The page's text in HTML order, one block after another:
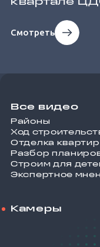
Смотреть
Все видео
Районы
Ход
Отделка квартир
Разбор
Строим для
Экспертное
Камеры